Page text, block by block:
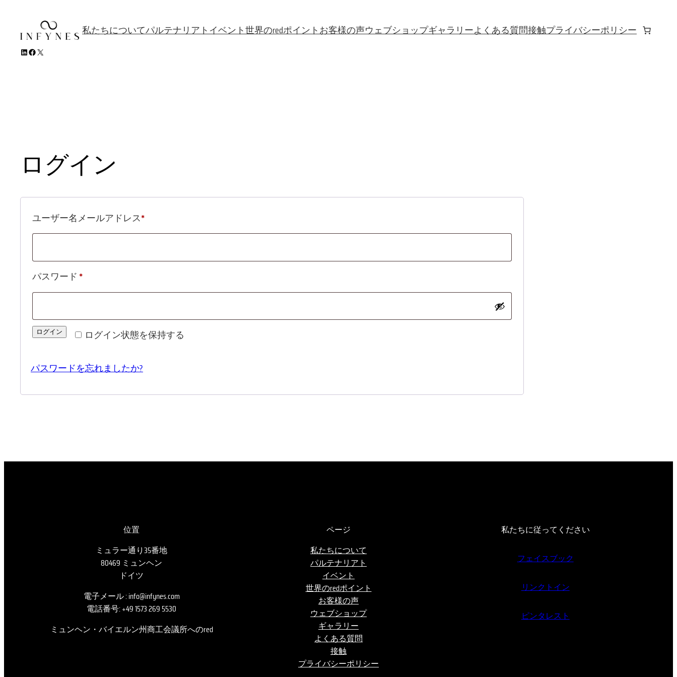
私たちについてパルテナリアトイベント世界のredポイントお客様の声ウェブショップギャラリーよくある質問接触プライバシーポリシー
リンクトインフェイスブックX
ログイン
ユーザー名必
須
メールアドレス*
パスワード *必
須
ログイン状態を保持する
ログイン
パスワードを忘れましたか?
位置
ミュラー通り35番地
80469 ミュンヘン
ドイツ
電子メール : info@infynes.com
電話番号: +49 1573 269 5530
ミュンヘン・バイエルン州商工会議所へのred
ページ
私たちについて
パルテナリアト
イベント
世界のredポイント
お客様の声
ウェブショップ
ギャラリー
よくある質問
接触
プライバシーポリシー
私たちに従ってください
フェイスブック
リンクトイン
ピンタレスト